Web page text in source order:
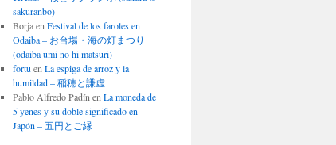
sakuranbo)
Borjaen Festival de los faroles en
Odaiba – お台場・海の灯まつり
(odaiba umi no hi matsuri)
fortu en La espiga de arroz y la
humildad – 稲穂と謙虚
Pablo Alfredo Padín en La moneda de
5 yenes y su doble significado en
Japón – 五円とご縁